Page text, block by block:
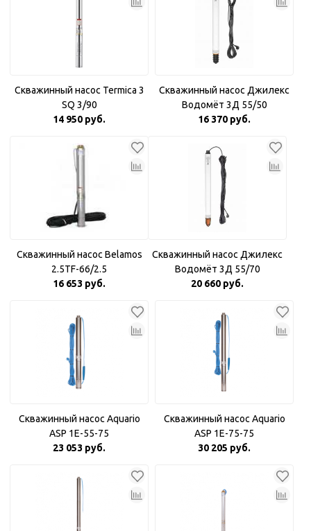
Скважинный насос Termica 3
SQ 3/90
14 950 руб.
Скважинный насос Джилекс
Водомёт 3Д 55/50
16 370 руб.
Скважинный насос Belamos
2.5TF-66/2.5
16 653 руб.
Скважинный насос Джилекс
Водомёт 3Д 55/70
20 660 руб.
Скважинный насос Aquario
ASP 1E-55-75
23 053 руб.
Скважинный насос Aquario
ASP 1E-75-75
30 205 руб.